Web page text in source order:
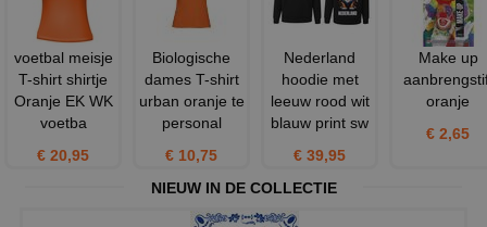
voetbal meisje
T-shirt shirtje
Oranje EK WK
voetba
€ 20,95
Biologische
dames T-shirt
urban oranje te
personal
€ 10,75
Nederland
hoodie met
leeuw rood wit
blauw print sw
€ 39,95
Make up
oranje
€ 2,65
NIEUW IN DE COLLECTIE